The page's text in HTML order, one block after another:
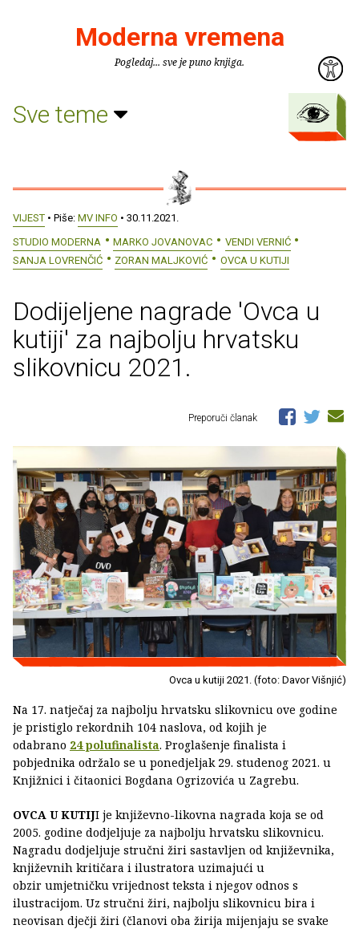
Moderna vremena
Pogledaj... sve je puno knjiga.
Sve teme
VIJEST • Piše: MV INFO • 30.11.2021.
STUDIO MODERNA
MARKO JOVANOVAC
VENDI VERNIĆ
SANJA LOVRENČIĆ
ZORAN MALJKOVIĆ OVCA U KUTIJI
Dodijeljene nagrade 'Ovca u
kutiji' za najbolju hrvatsku
slikovnicu 2021.
Preporuči članak
Ovca u kutiji 2021. (foto: Davor Višnjić)
Na 17. natječaj za najbolju hrvatsku slikovnicu ove godine
je pristiglo rekordnih 104 naslova, od kojih je
odabrano 24 polufinalista. Proglašenje finalista i
pobjednika održalo se u ponedjeljak 29. studenog 2021. u
Knjižnici i čitaonici Bogdana Ogrizovića u Zagrebu.
OVCA U KUTIJI je književno-likovna nagrada koja se od
2005. godine dodjeljuje za najbolju hrvatsku slikovnicu.
Nagradu dodjeljuje stručni žiri sastavljen od književnika,
književnih kritičara i ilustratora uzimajući u
obzir umjetničku vrijednost teksta i njegov odnos s
ilustracijom. Uz stručni žiri, najbolju slikovnicu bira i
neovisan dječji žiri (članovi oba žirija mijenjaju se svake